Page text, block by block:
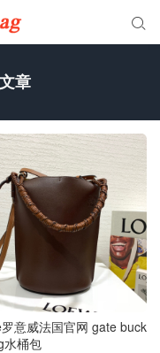

章
意威法国官网 gate buck
水桶包